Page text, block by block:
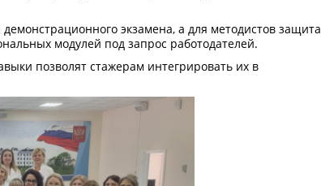
экзамена, а для методистов защита
модулей под запрос работодателей.
позволят стажерам интегрировать их в